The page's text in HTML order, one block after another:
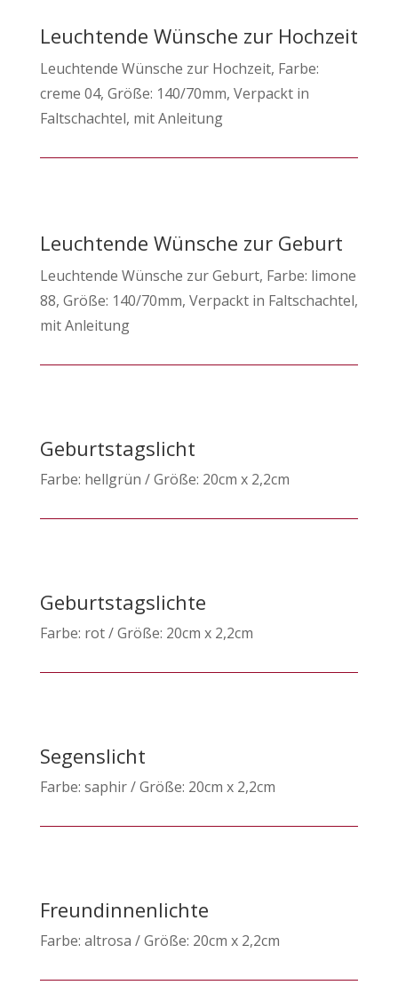
Leuchtende Wünsche zur Hochzeit
Leuchtende Wünsche zur Hochzeit, Farbe:
creme 04, Größe: 140/70mm, Verpackt in
Faltschachtel, mit Anleitung
Leuchtende Wünsche zur Geburt
Leuchtende Wünsche zur Geburt, Farbe: limone
88, Größe: 140/70mm, Verpackt in Faltschachtel,
mit Anleitung
Geburtstagslicht
Farbe: hellgrün / Größe: 20cm x 2,2cm
Geburtstagslichte
Farbe: rot / Größe: 20cm x 2,2cm
Segenslicht
Farbe: saphir / Größe: 20cm x 2,2cm
Freundinnenlichte
Farbe: altrosa / Größe: 20cm x 2,2cm